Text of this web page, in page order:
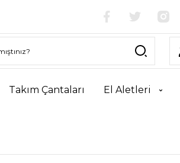
Takım Çantaları El Aletleri